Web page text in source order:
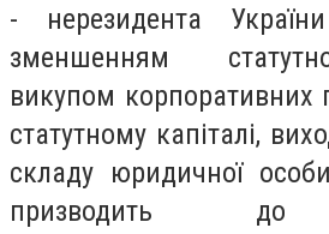
- нерезидента
зменшенням
викупом корпоративних
статутному капіталі,
складу юридичної
призводить до